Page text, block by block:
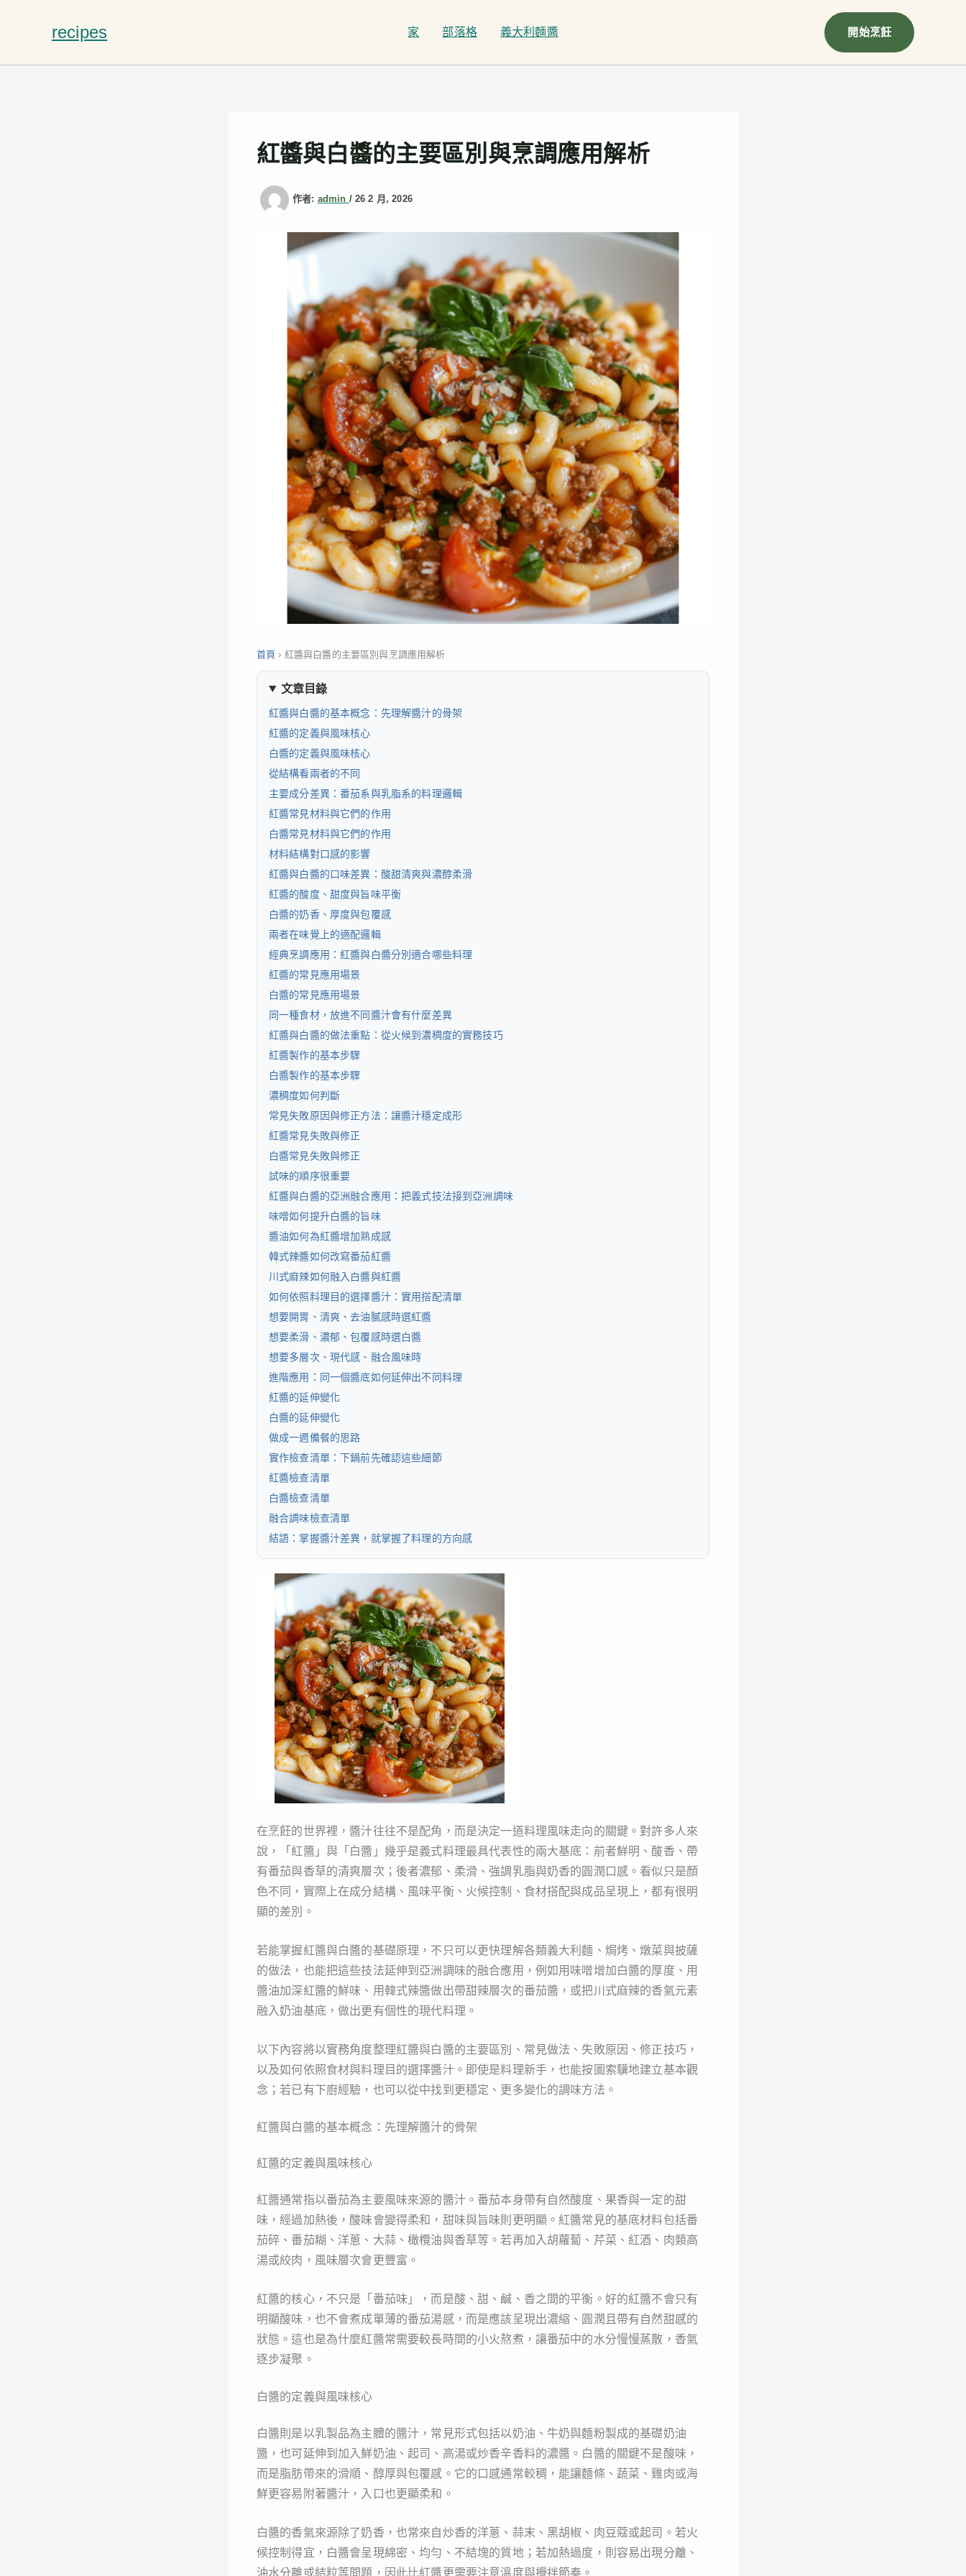
要
recipes 家 部落格 義大利麵醬 開始烹飪
紅醬與白醬的主要區別與烹調應用解析
作者: admin / 26 2 月, 2026
首頁 › 紅醬與白醬的主要區別與烹調應用解析
文章目錄
紅醬與白醬的基本概念：先理解醬汁的骨架
紅醬的定義與風味核心
白醬的定義與風味核心
從結構看兩者的不同
主要成分差異：番茄系與乳脂系的料理邏輯
紅醬常見材料與它們的作用
白醬常見材料與它們的作用
材料結構對口感的影響
紅醬與白醬的口味差異：酸甜清爽與濃醇柔滑
紅醬的酸度、甜度與旨味平衡
白醬的奶香、厚度與包覆感
兩者在味覺上的適配邏輯
經典烹調應用：紅醬與白醬分別適合哪些料理
紅醬的常見應用場景
白醬的常見應用場景
同一種食材，放進不同醬汁會有什麼差異
紅醬與白醬的做法重點：從火候到濃稠度的實務技巧
紅醬製作的基本步驟
白醬製作的基本步驟
濃稠度如何判斷
常見失敗原因與修正方法：讓醬汁穩定成形
紅醬常見失敗與修正
白醬常見失敗與修正
試味的順序很重要
紅醬與白醬的亞洲融合應用：把義式技法接到亞洲調味
味噌如何提升白醬的旨味
醬油如何為紅醬增加熟成感
韓式辣醬如何改寫番茄紅醬
川式麻辣如何融入白醬與紅醬
如何依照料理目的選擇醬汁：實用搭配清單
想要開胃、清爽、去油膩感時選紅醬
想要柔滑、濃郁、包覆感時選白醬
想要多層次、現代感、融合風味時
進階應用：同一個醬底如何延伸出不同料理
紅醬的延伸變化
白醬的延伸變化
做成一週備餐的思路
實作檢查清單：下鍋前先確認這些細節
紅醬檢查清單
白醬檢查清單
融合調味檢查清單
結語：掌握醬汁差異，就掌握了料理的方向感
在烹飪的世界裡，醬汁往往不是配角，而是決定一道料理風味走向的關鍵。對許多人來
說，「紅醬」與「白醬」幾乎是義式料理最具代表性的兩大基底：前者鮮明、酸香、帶
有番茄與香草的清爽層次；後者濃郁、柔滑、強調乳脂與奶香的圓潤口感。看似只是顏
色不同，實際上在成分結構、風味平衡、火候控制、食材搭配與成品呈現上，都有很明
顯的差別。
若能掌握紅醬與白醬的基礎原理，不只可以更快理解各類義大利麵、焗烤、燉菜與披薩
的做法，也能把這些技法延伸到亞洲調味的融合應用，例如用味噌增加白醬的厚度、用
醬油加深紅醬的鮮味、用韓式辣醬做出帶甜辣層次的番茄醬，或把川式麻辣的香氣元素
融入奶油基底，做出更有個性的現代料理。
以下內容將以實務角度整理紅醬與白醬的主要區別、常見做法、失敗原因、修正技巧，
以及如何依照食材與料理目的選擇醬汁。即使是料理新手，也能按圖索驥地建立基本觀
念；若已有下廚經驗，也可以從中找到更穩定、更多變化的調味方法。
紅醬與白醬的基本概念：先理解醬汁的骨架
紅醬的定義與風味核心
紅醬通常指以番茄為主要風味來源的醬汁。番茄本身帶有自然酸度、果香與一定的甜
味，經過加熱後，酸味會變得柔和，甜味與旨味則更明顯。紅醬常見的基底材料包括番
茄碎、番茄糊、洋蔥、大蒜、橄欖油與香草等。若再加入胡蘿蔔、芹菜、紅酒、肉類高
湯或絞肉，風味層次會更豐富。
紅醬的核心，不只是「番茄味」，而是酸、甜、鹹、香之間的平衡。好的紅醬不會只有
明顯酸味，也不會煮成單薄的番茄湯感，而是應該呈現出濃縮、圓潤且帶有自然甜感的
狀態。這也是為什麼紅醬常需要較長時間的小火熬煮，讓番茄中的水分慢慢蒸散，香氣
逐步凝聚。
白醬的定義與風味核心
白醬則是以乳製品為主體的醬汁，常見形式包括以奶油、牛奶與麵粉製成的基礎奶油
醬，也可延伸到加入鮮奶油、起司、高湯或炒香辛香料的濃醬。白醬的關鍵不是酸味，
而是脂肪帶來的滑順、醇厚與包覆感。它的口感通常較稠，能讓麵條、蔬菜、雞肉或海
鮮更容易附著醬汁，入口也更顯柔和。
白醬的香氣來源除了奶香，也常來自炒香的洋蔥、蒜末、黑胡椒、肉豆蔻或起司。若火
候控制得宜，白醬會呈現綿密、均勻、不結塊的質地；若加熱過度，則容易出現分離、
油水分離或結粒等問題，因此比紅醬更需要注意溫度與攪拌節奏。